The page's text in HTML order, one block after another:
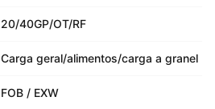
20/40GP/OT/RF
Carga geral/alimentos/carga a granel
FOB / EXW